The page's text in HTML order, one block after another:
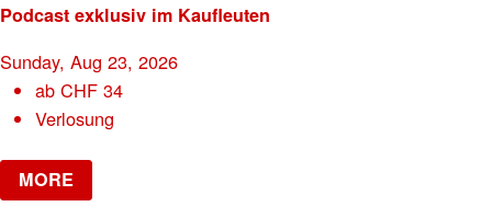
Podcast exklusiv im Kaufleuten
Sunday, Aug 23, 2026
abCHF 34
Verlosung
MORE